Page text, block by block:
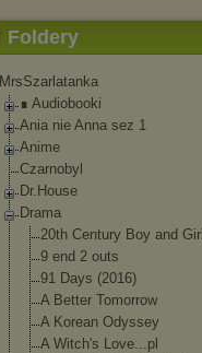
Foldery
MrsSzarlatanka
∎ Audiobooki
Ania nie Anna sez 1
Anime
Czarnobyl
Dr.House
Drama
20th Century Boy and Girl
9 end 2 outs
91 Days (2016)
A Better Tomorrow
A Korean Odyssey
A Witch's Love...pl